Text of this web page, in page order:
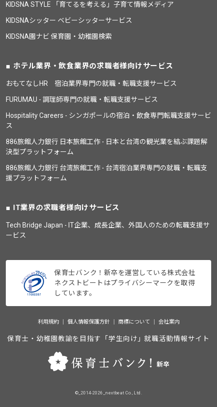
KIDSNA STYLE 「育てるを考える」子育て情報メディア
KIDSNAシッター ベビーシッターサービス
KIDSNA園ナビ 保育園・幼稚園検索
ホテル業界・飲食業界の求職者様向けサービス
おもてなしHR 宿泊業界専門の就職・転職支援サービス
FURUMAU - 調理師専門の就職・転職支援サービス
Hospitality Careers - シンガポールの宿泊・飲食専門転職支援サービ
ス
886旅館人力銀行 日本旅館工作 - 日本と台湾の観光業を結ぶ課題解
決型プラットフォーム
886旅館人力銀行 台湾旅館工作 - 台湾宿泊業界専門の就職・転職支
援プラットフォーム
IT業界の求職者様向けサービス
Tech Bridge Japan - IT企業、成長企業、外国人のための転職支援サ
ービス
保育士バンク！新卒を運営している株式会社
ネクストビートはプライバシーマークを取得
しています。
利用規約 個人情報保護方針 商標について 会社案内
保育士・幼稚園教諭を目指す「学生向け」就職活動情報サイト
©_2014-2026_nextbeat Co., Ltd.